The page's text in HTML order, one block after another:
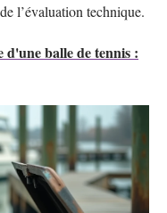
l’évaluation technique.
d'une balle de tennis :